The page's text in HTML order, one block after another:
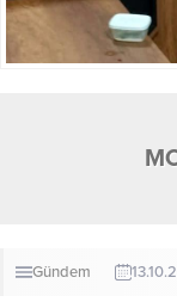
Gündem